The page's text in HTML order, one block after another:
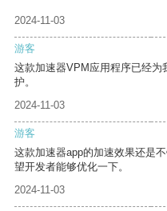
2024-11-03
游客
这款加速器VPM应用程序已经
护。
2024-11-03
游客
这款加速器app的加速效果还是
望开发者能够优化一下。
2024-11-03